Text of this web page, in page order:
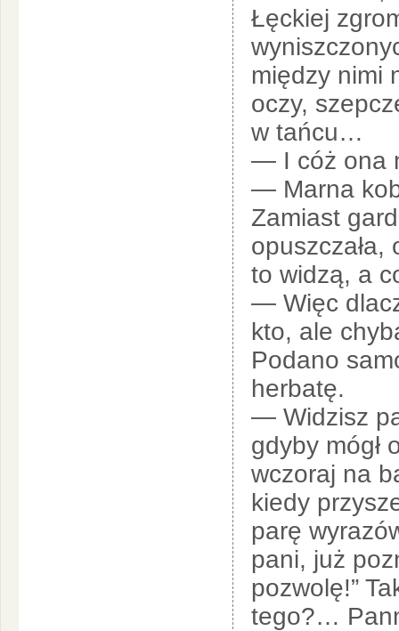
Łęckiej
między nimi
oczy,
w tańcu…
— I cóż ona
— Marna
Zamiast
to widzą, a
— Więc
kto, ale
Podano
herbatę.
— Widzisz
gdyby mógł
wczoraj na
kiedy
parę
pani, już
pozwolę!”
tego?…